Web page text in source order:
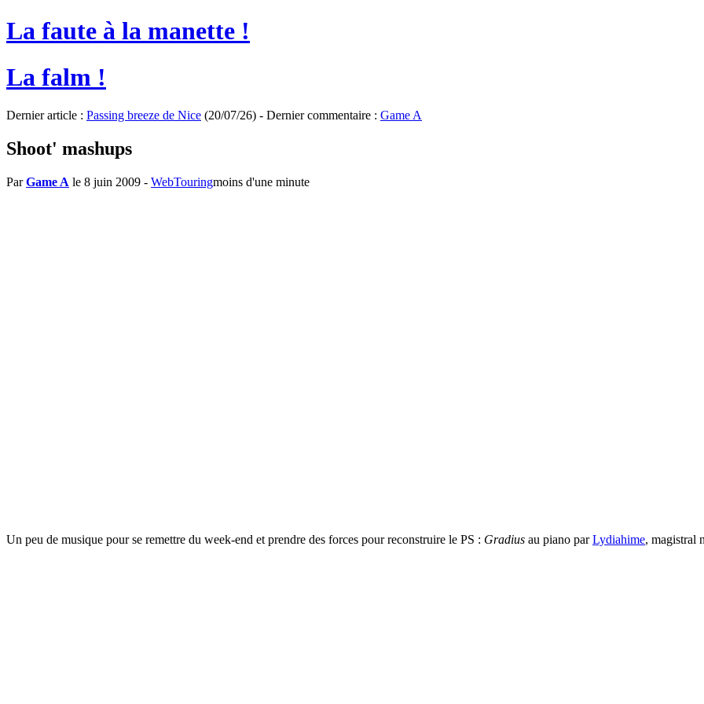
La faute à la manette !
La falm !
Dernier article : Passing breeze de Nice (20/07/26) - Dernier commentaire : Game A
Shoot' mashups
ParGame A le 8 juin 2009 - WebTouringmoins d'une minute
Un peu de musique pour se remettre du week-end et prendre des forces pour reconstruire le PS : Gradius au piano parLydiahime, magistral